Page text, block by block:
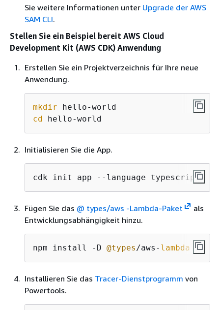
Sie weitere Informationen unter Upgrade der AWS
SAM CLI.
Stellen Sie ein Beispiel bereit AWS Cloud
Development Kit (AWS CDK) Anwendung
Erstellen Sie ein Projektverzeichnis für Ihre neue
Anwendung.
mkdir
cd hello-world
Initialisieren Sie die App.
cdk init app --language typescript
Fügen Sie das @ types/aws -Lambda-Paket
als
Entwicklungsabhängigkeit hinzu.
npm install -D @types/aws- lambda
Installieren Sie das Tracer-Dienstprogramm von
Powertools.